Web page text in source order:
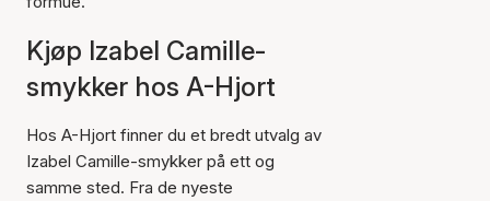
Kjøp Izabel Camille-
smykker hos A-Hjort
Hos A-Hjort finner du et bredt utvalg av
Izabel Camille-smykker på ett og
samme sted. Fra de nyeste